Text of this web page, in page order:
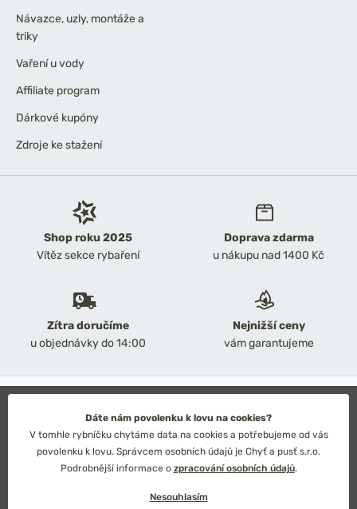
Shop roku 2025
Vítěz sekce rybaření
Doprava zdarma
u nákupu nad 1400 Kč
Zítra doručíme
u objednávky do 14:00
Nejnižší ceny
vám garantujeme
Návazce, uzly, montáže a
triky
Vaření u vody
Affiliate program
Dárkové kupóny
Zdroje ke stažení
Obchodní podmínky
Ochrana osobních údajů
Technické řešení: Simplia s.r.o.
Strategický design: Petr Široký
Dáte nám povolenku k lovu na cookies?
V tomhle rybníčku chytáme data na cookies a potřebujeme od vás
povolenku k lovu. Správcem osobních údajů je Chyť a pusť s.r.o.
Podrobnější informace o zpracování osobních údajů.
Nesouhlasím